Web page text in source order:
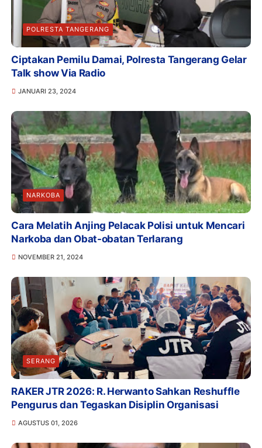
POLRESTA TANGERANG
Ciptakan Pemilu Damai, Polresta Tangerang Gelar
Talk show Via Radio
JANUARI 23, 2024
NARKOBA
Cara Melatih Anjing Pelacak Polisi untuk Mencari
Narkoba dan Obat-obatan Terlarang
NOVEMBER 21, 2024
SERANG
RAKER JTR 2026: R. Herwanto Sahkan Reshuffle
Pengurus dan Tegaskan Disiplin Organisasi
AGUSTUS 01, 2026